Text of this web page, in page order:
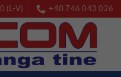
(L-V) +40 746 043 026